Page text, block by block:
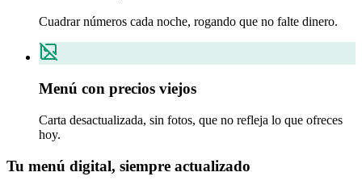
Cuadrar números cada noche, rogando que no falte dinero.
Menú con precios viejos
Carta desactualizada, sin fotos, que no refleja lo que ofreces
hoy.
Tu menú digital, siempre actualizado